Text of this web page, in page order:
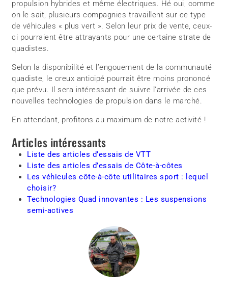
propulsion hybrides et même électriques. Hé oui, comme
on le sait, plusieurs compagnies travaillent sur ce type
de véhicules « plus vert ». Selon leur prix de vente, ceux-
ci pourraient être attrayants pour une certaine strate de
quadistes.
Selon la disponibilité et l’engouement de la communauté
quadiste, le creux anticipé pourrait être moins prononcé
que prévu. Il sera intéressant de suivre l’arrivée de ces
nouvelles technologies de propulsion dans le marché.
En attendant, profitons au maximum de notre activité !
Articles intéressants
Liste des articles d’essais de VTT
Liste des articles d’essais de Côte-à-côtes
Les véhicules côte-à-côte utilitaires sport : lequel
choisir?
Technologies Quad innovantes : Les suspensions
semi-actives